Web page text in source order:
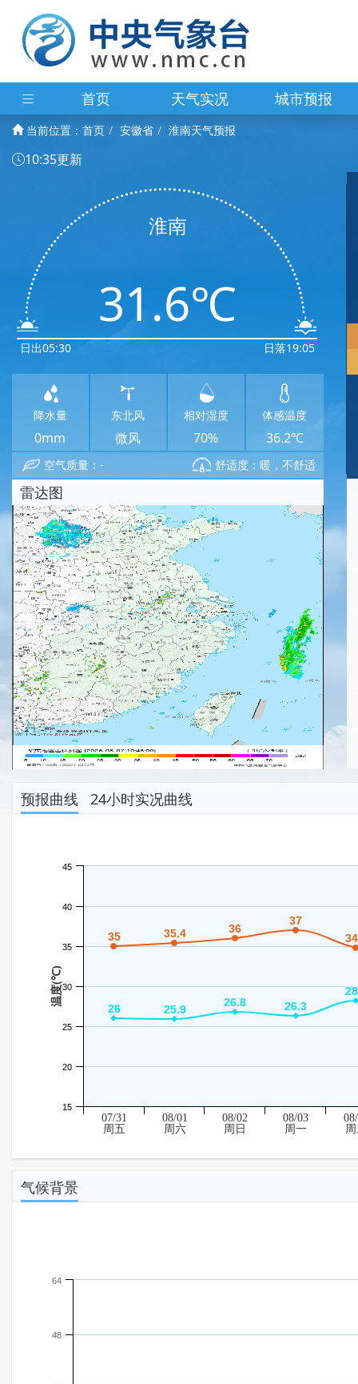
首页 天气实况 城市预报
当前位置： 首页 安徽省 淮南天气预报
10:35更新
日出05:30
淮南
31.6℃
日落19:05
降水量
0mm
东北风
微风
相对湿度
70%
体感温度
36.2℃
空气质量：- 舒适度：暖，不舒适
雷达图
预报曲线 24小时实况曲线
温度(℃)
35
35 35.4
35.4 36
36
37
37
26
26 25.9
25.9
26.8
26.8 26.3
26.3
15
20
25
30
35
40
45
07/31
周五
08/01
周六
08/02
周日
08/03
周一
气候背景
48
64